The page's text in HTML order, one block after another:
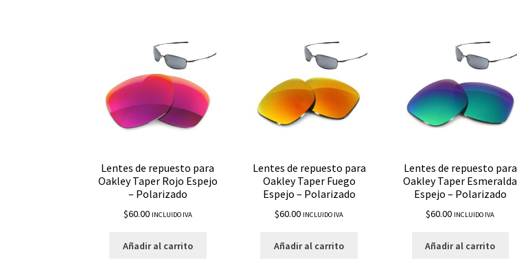
Lentes de repuesto para
Oakley Taper Rojo Espejo
– Polarizado
$60.00 INCLUIDO IVA
Añadir al carrito
Lentes de repuesto para
Oakley Taper Fuego
Espejo – Polarizado
$60.00 INCLUIDO IVA
Añadir al carrito
Lentes de repuesto para
Oakley Taper Esmeralda
Espejo – Polarizado
$60.00 INCLUIDO IVA
Añadir al carrito